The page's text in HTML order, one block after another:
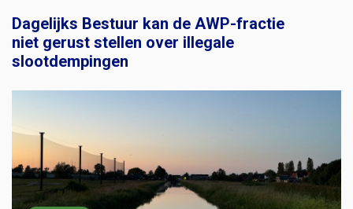
Dagelijks Bestuur kan de AWP-fractie
niet gerust stellen over illegale
slootdempingen